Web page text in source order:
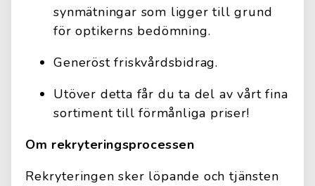
synmätningar som ligger till grund
för optikerns bedömning.
Generöst friskvårdsbidrag.
Utöver detta får du ta del av vårt fina
sortiment till förmånliga priser!
Om rekryteringsprocessen
Rekryteringen sker löpande och tjänsten